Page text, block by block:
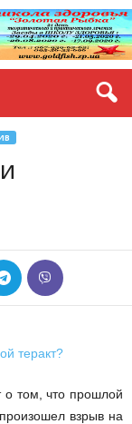
о том, что прошлой
взрыв на